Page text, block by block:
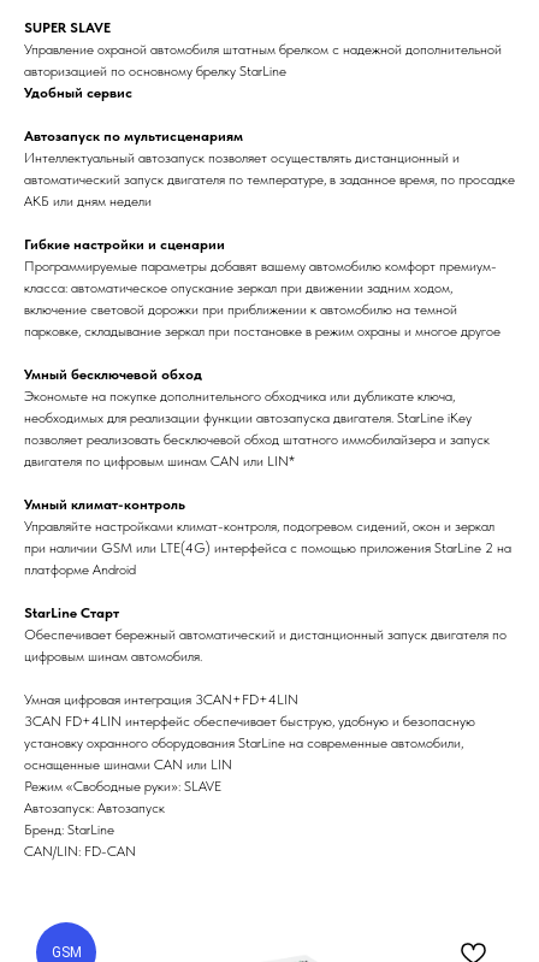
SUPER SLAVE
Управление охраной автомобиля штатным брелком с надежной дополнительной
авторизацией по основному брелку StarLine
Удобный сервис
Автозапуск по мультисценариям
Интеллектуальный автозапуск позволяет осуществлять дистанционный и
автоматический запуск двигателя по температуре, в заданное время, по просадке
АКБ или дням недели
Гибкие настройки и сценарии
Программируемые параметры добавят вашему автомобилю комфорт премиум-
класса: автоматическое опускание зеркал при движении задним ходом,
включение световой дорожки при приближении к автомобилю на темной
парковке, складывание зеркал при постановке в режим охраны и многое другое
Умный бесключевой обход
Экономьте на покупке дополнительного обходчика или дубликате ключа,
необходимых для реализации функции автозапуска двигателя. StarLine iKey
позволяет реализовать бесключевой обход штатного иммобилайзера и запуск
двигателя по цифровым шинам CAN или LIN*
Умный климат-контроль
Управляйте настройками климат-контроля, подогревом сидений, окон и зеркал
при наличии GSM или LTE(4G) интерфейса с помощью приложения StarLine 2 на
платформе Android
StarLine Старт
Обеспечивает бережный автоматический и дистанционный запуск двигателя по
цифровым шинам автомобиля.
Умная цифровая интеграция 3CAN+FD+4LIN
3CAN FD+4LIN интерфейс обеспечивает быструю, удобную и безопасную
установку охранного оборудования StarLine на современные автомобили,
оснащенные шинами CAN или LIN
Режим «Свободные руки»: SLAVE
Автозапуск: Автозапуск
Бренд: StarLine
CAN/LIN: FD-CAN
GSM